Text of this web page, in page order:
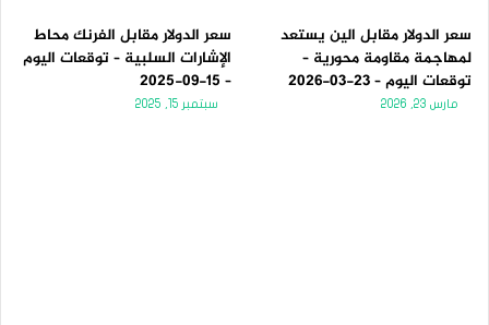
سعر الدولار مقابل الين يستعد
لمهاجمة مقاومة محورية –
توقعات اليوم – 23-03-2026
مارس 23, 2026
سعر الدولار مقابل الفرنك محاط
الإشارات السلبية – توقعات اليوم
– 15-09-2025
سبتمبر 15, 2025